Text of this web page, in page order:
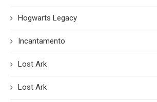
Hogwarts Legacy
Incantamento
Lost Ark
Lost Ark